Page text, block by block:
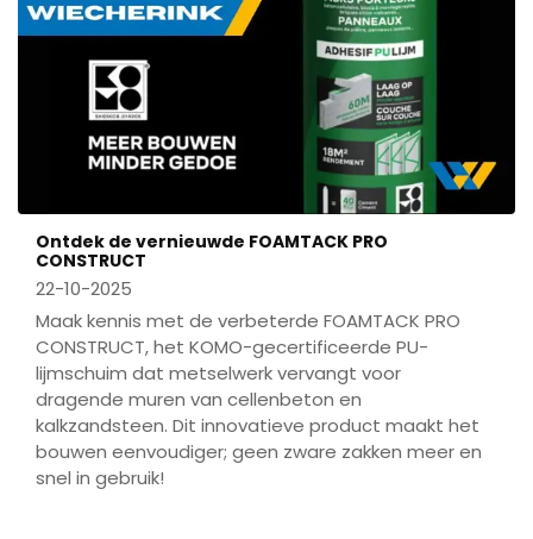
Ontdek de vernieuwde FOAMTACK PRO
CONSTRUCT
22-10-2025
Maak kennis met de verbeterde FOAMTACK PRO
CONSTRUCT, het KOMO-gecertificeerde PU-
lijmschuim dat metselwerk vervangt voor
dragende muren van cellenbeton en
kalkzandsteen. Dit innovatieve product maakt het
bouwen eenvoudiger; geen zware zakken meer en
snel in gebruik!